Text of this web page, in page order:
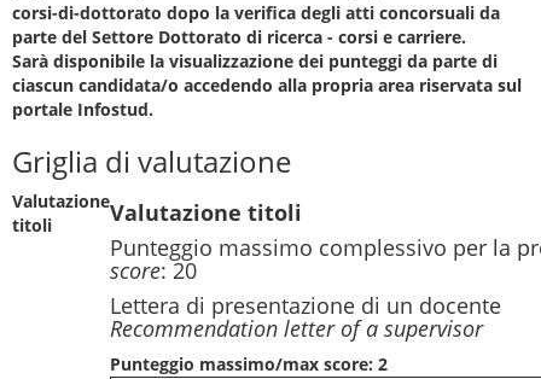
corsi-di-dottorato dopo la verifica degli atti concorsuali da
parte del Settore Dottorato di ricerca - corsi e carriere.
Sarà disponibile la visualizzazione dei punteggi da parte di
ciascun candidata/o accedendo alla propria area riservata sul
portale Infostud.
Griglia di valutazione
Valutazione
titoli
Valutazione titoli
Punteggio massimo complessivo per la
score: 20
Lettera di presentazione di un docente
Recommendation letter of a supervisor
Punteggio massimo/max score: 2